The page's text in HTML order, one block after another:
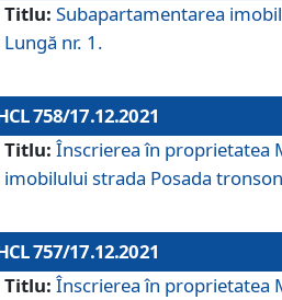
Titlu: Subapartamentarea
Lungă nr. 1.
758/17.12.2021
Titlu: Înscrierea în proprietatea
imobilului strada Posada
757/17.12.2021
Titlu: Înscrierea în proprietatea